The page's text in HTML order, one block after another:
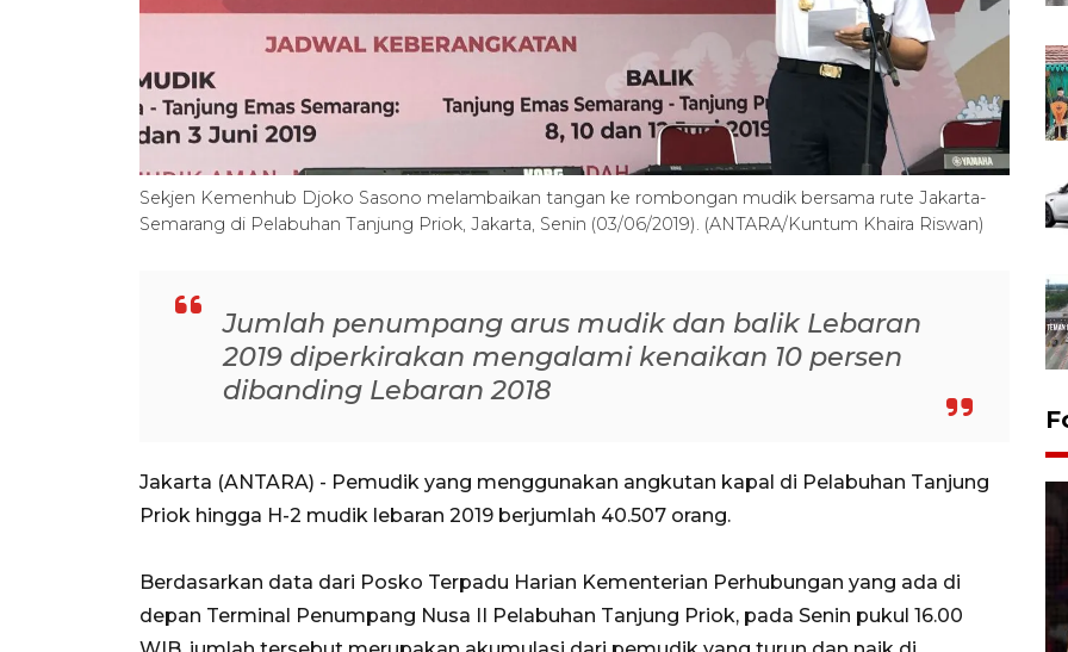
Sekjen Kemenhub Djoko Sasono melambaikan tangan ke rombongan mudik bersama rute Jakarta-
Semarang di Pelabuhan Tanjung Priok, Jakarta, Senin (03/06/2019). (ANTARA/Kuntum Khaira Riswan)
Jumlah penumpang arus mudik dan balik Lebaran
2019 diperkirakan mengalami kenaikan 10 persen
dibanding Lebaran 2018
Jakarta (ANTARA) - Pemudik yang menggunakan angkutan kapal di Pelabuhan Tanjung
Priok hingga H-2 mudik lebaran 2019 berjumlah 40.507 orang.
Berdasarkan data dari Posko Terpadu Harian Kementerian Perhubungan yang ada di
depan Terminal Penumpang Nusa II Pelabuhan Tanjung Priok, pada Senin pukul 16.00
Lebaran Betawi 2026, ajang